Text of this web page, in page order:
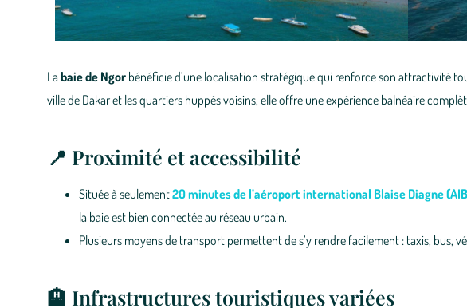
La baie de Ngorbénéficie d’une localisation stratégique qui renforce son attractivité
ville de Dakar et les quartiers huppés voisins, elle offre une expérience balnéaire
📍 Proximité et accessibilité
Située à seulement20 minutes de l’aéroport international Blaise Diagne
la baie est bien connectée au réseau urbain.
Plusieurs moyens de transport permettent de s’y rendre facilement : taxis, bus,
🏨 Infrastructures touristiques variées